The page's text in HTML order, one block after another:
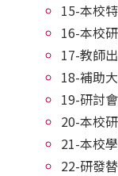
15-本校
16-本校
17-教師
18-補助
19-研討
20-本校
21-本校
22-研發